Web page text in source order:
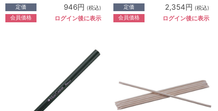
定価 946円 (税込)
会員価格 ログイン後に表示
定価 2,354円 (税込)
会員価格 ログイン後に表示